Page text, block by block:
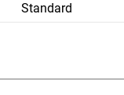
Standard